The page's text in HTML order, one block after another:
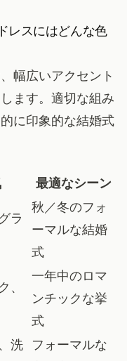
レスにはどんな色
幅広いアクセント
ます。適切な組み
に印象的な結婚式
最適なシーン
ラ
秋／冬のフォ
ーマルな結婚
式
、
一年中のロマ
ンチックな挙
式
洗
フォーマルな